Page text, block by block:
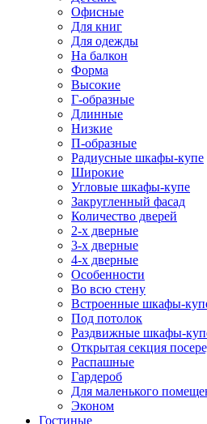
Офисные
Для книг
Для одежды
На балкон
Форма
Высокие
Г-образные
Длинные
Низкие
П-образные
Радиусные шкафы-купе
Широкие
Угловые шкафы-купе
Закругленный фасад
Количество дверей
2-х дверные
3-х дверные
4-х дверные
Особенности
Во всю стену
Встроенные шкафы-
Под потолок
Раздвижные шкафы-
Открытая секция
Распашные
Гардероб
Для маленького
Эконом
Гостиные